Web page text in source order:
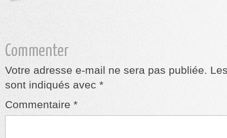
Commenter
Votre adresse e-mail ne sera pas publiée.
sont indiqués avec *
Commentaire *